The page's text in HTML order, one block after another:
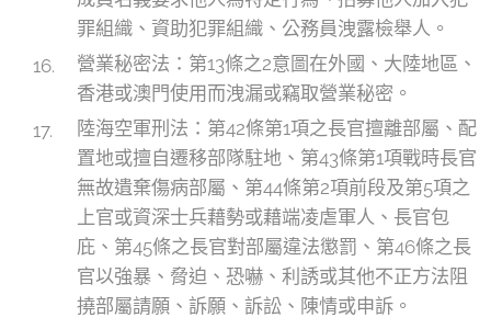
罪組織、資助犯罪組織、公務員洩露檢舉人。
營業秘密法：第13條之2意圖在外國、大陸地區、
香港或澳門使用而洩漏或竊取營業秘密。
陸海空軍刑法：第42條第1項之長官擅離部屬、配
置地或擅自遷移部隊駐地、第43條第1項戰時長官
無故遺棄傷病部屬、第44條第2項前段及第5項之
上官或資深士兵藉勢或藉端凌虐軍人、長官包
庇、第45條之長官對部屬違法懲罰、第46條之長
官以強暴、脅迫、恐嚇、利誘或其他不正方法阻
撓部屬請願、訴願、訴訟、陳情或申訴。